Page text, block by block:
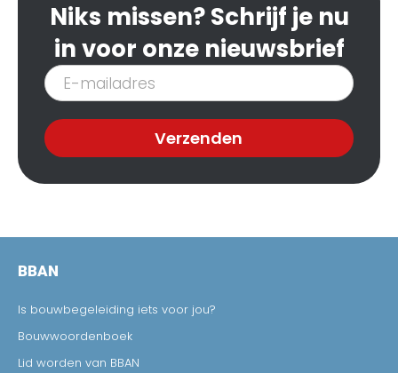
Niks missen? Schrijf je nu
in voor onze nieuwsbrief
Inschrijven
nieuwsbrief
Verzenden
BBAN
Is bouwbegeleiding iets voor jou?
Bouwwoordenboek
Lid worden van BBAN